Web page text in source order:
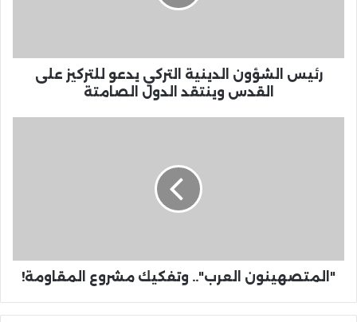
رئيس الشؤون الدينية التركي يدعو للتركيز على
القدس وينتقد الدول الصامتة
"المتصهينون العرب".. وتفكيك مشروع المقاومة!